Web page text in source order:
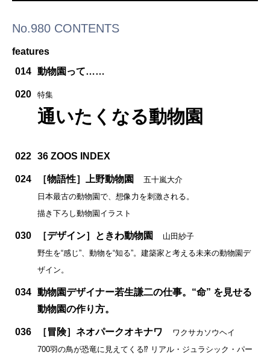
No.980 CONTENTS
features
014 動物園って……
020 特集
通いたくなる動物園
022 36 ZOOS INDEX
024 ［物語性］上野動物園
五十嵐大介
日本最古の動物園で、想像力を刺激される。
描き下ろし動物園イラスト
030 ［デザイン］ときわ動物園
山田紗子
野生を“感じ”、動物を“知る”。建築家と考える未来の動物園デ
ザイン。
034 動物園デザイナー若生謙二の仕事。“命” を見せる
動物園の作り方。
036 ［冒険］ネオパークオキナワ
ワクサカソウヘイ
700羽の鳥が恐竜に見えてくる⁉ リアル・ジュラシック・パー